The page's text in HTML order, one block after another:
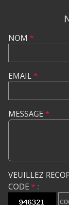
NOM *
EMAIL*
MESSAGE *
VEUILLEZ
CODE * :